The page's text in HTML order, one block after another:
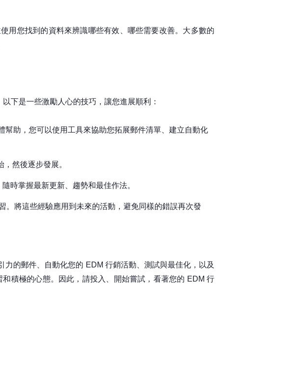
用您找到的資料來辨識哪些有效、哪些需要改善。大多數的
下是一些激勵人心的技巧，讓您進展順利：
助，您可以使用工具來協助您拓展郵件清單、建立自動化
然後逐步發展。
時掌握最新更新、趨勢和最佳作法。
。將這些經驗應用到未來的活動，避免同樣的錯誤再次發
的郵件、自動化您的 EDM 行銷活動、測試與最佳化，以及
積極的心態。因此，請投入、開始嘗試，看著您的 EDM 行